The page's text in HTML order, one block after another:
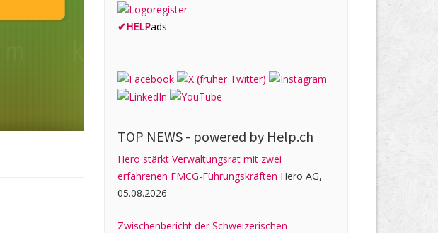
✔HELPads
TOP NEWS - powered by Help.ch
Hero stärkt Verwaltungsrat mit zwei
erfahrenen FMCG-Führungskräften Hero AG,
05.08.2026
Zwischenbericht der Schweizerischen